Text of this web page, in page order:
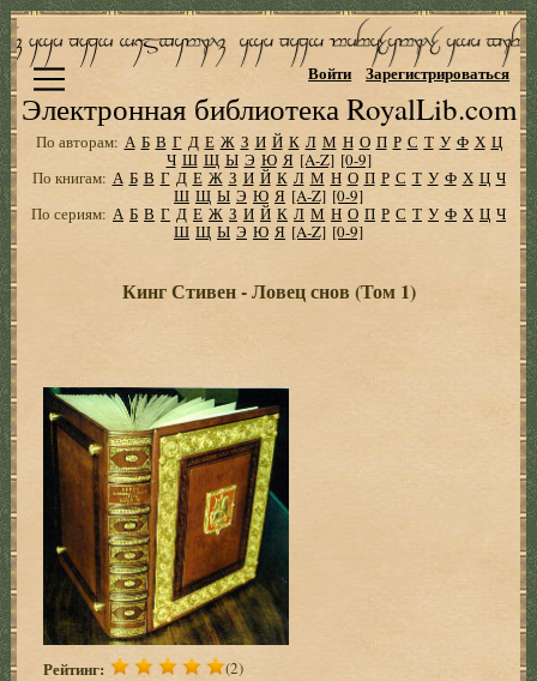
Электронная библиотека RoyalLib.com
Войти Зарегистрироваться
По авторам: А Б В Г Д Е Ж З И Й К Л М Н О П Р С Т У Ф Х Ц
Ч Ш Щ Ы Э Ю Я [A-Z] [0-9]
По книгам: А Б В Г Д Е Ж З И Й К Л М Н О П Р С Т У Ф Х Ц Ч
Ш Щ Ы Э Ю Я [A-Z] [0-9]
По сериям: А Б В Г Д Е Ж З И Й К Л М Н О П Р С Т У Ф Х Ц Ч
Ш Щ Ы Э Ю Я [A-Z] [0-9]
Кинг Стивен - Ловец снов (Том 1)
Рейтинг: (2)